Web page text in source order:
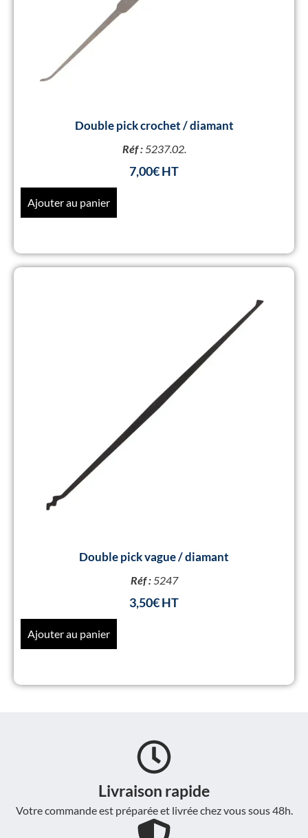
Double pick crochet / diamant
Réf :5237.02.
7,00€
Ajouter au panier
Double pick vague / diamant
Réf :5247
3,50€
Ajouter au panier
Livraison rapide
Votre commande est préparée et livrée chez vous sous 48h.